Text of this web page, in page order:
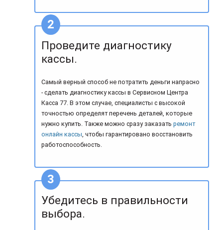
Проведите диагностику
кассы.
Самый верный способ не потратить деньги напрасно
- сделать диагностику кассы в Сервисном Центра
Касса 77. В этом случае, специалисты с высокой
точностью определят перечень деталей, которые
нужно купить. Также можно сразу заказатьремонт
онлайн кассы , чтобы гарантировано восстановить
работоспособность.
Убедитесь в правильности
выбора.